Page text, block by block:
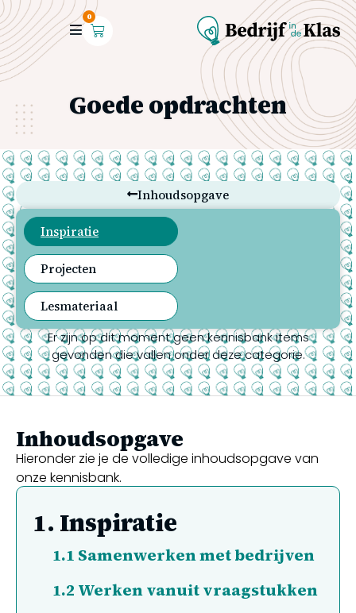
0
Goede opdrachten
Inhoudsopgave
Inspiratie
Projecten
Lesmateriaal
Er zijn op dit moment geen kennisbank items
gevonden die vallen onder deze categorie.
Inhoudsopgave
Hieronder zie je de volledige inhoudsopgave van
onze kennisbank.
1. Inspiratie
1.1 Samenwerken met bedrijven
1.2 Werken vanuit vraagstukken